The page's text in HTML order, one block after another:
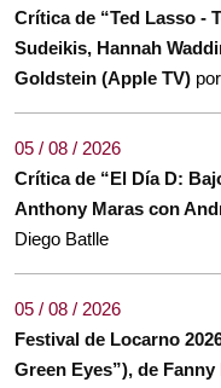
Crítica de “Ted Lasso -
Sudeikis, Hannah
Goldstein (Apple TV)
05 / 08 / 2026
Crítica de “El Día D:
Anthony Maras con
Diego Batlle
05 / 08 / 2026
Festival de Locarno
Green Eyes”), de